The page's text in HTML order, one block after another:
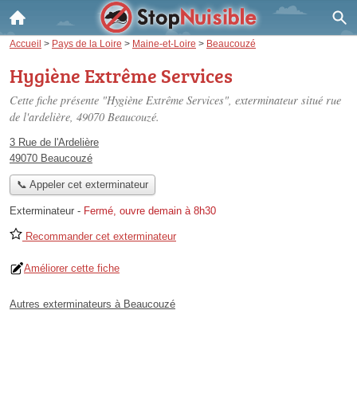
Accueil > Pays de la Loire > Maine-et-Loire > Beaucouzé
Hygiène Extrême Services
Cette fiche présente "Hygiène Extrême Services", exterminateur situé rue
de l'ardelière, 49070 Beaucouzé.
3 Rue de l'Ardelière
49070 Beaucouzé
📞 Appeler cet exterminateur
Exterminateur - Fermé, ouvre demain à 8h30
Recommander cet exterminateur
Améliorer cette fiche
Autres exterminateurs à Beaucouzé